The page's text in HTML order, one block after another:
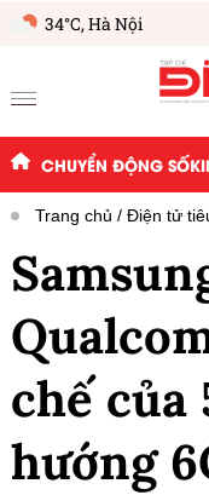
34°C,Hà Nội
CHUYỂN ĐỘNG SỐ
Trang chủ Điện tử
chế của
hướng